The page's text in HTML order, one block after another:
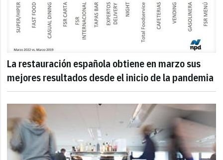
La restauración española obtiene en marzo sus
mejores resultados desde el inicio de la pandemia